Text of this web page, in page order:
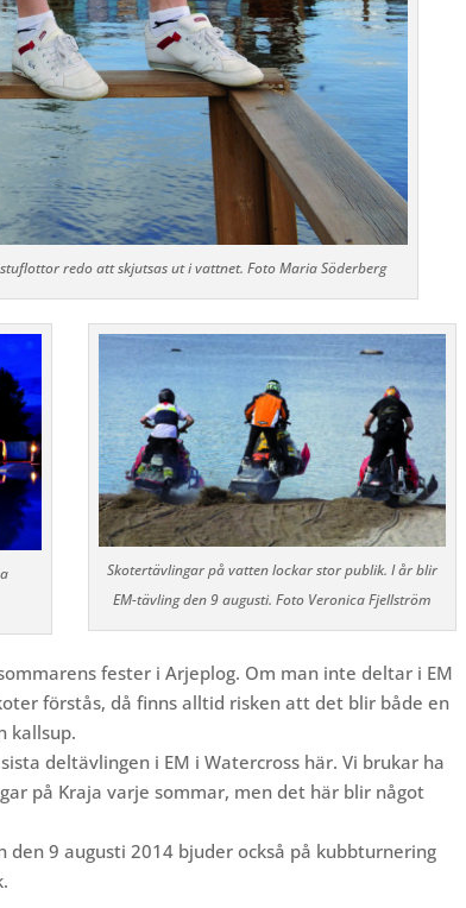
redo att skjutsas ut i vattnet. Foto Maria Söderberg
Skotertävlingar på vatten lockar stor publik. I år blir
EM-tävling den 9 augusti. Foto Veronica Fjellström
fester i Arjeplog. Om man inte deltar i EM
förstås, då finns alltid risken att det blir både en
kallsup.
deltävlingen i EM i Watercross här. Vi brukar ha
på Kraja varje sommar, men det här blir något
den 9 augusti 2014 bjuder också på kubbturnering